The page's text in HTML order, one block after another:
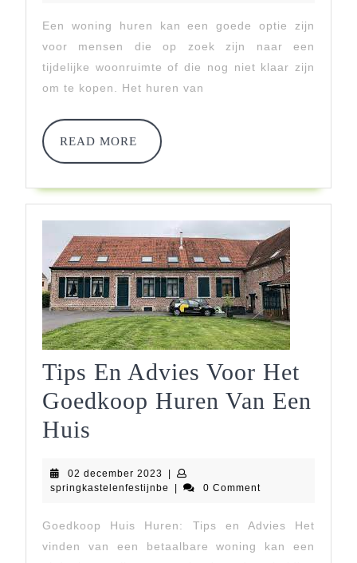
Een
Te
Huur
Woning?
Hier
Zijn
Enkele
Tips
Om
De
Perfecte
Woning
Te
Vinden!
Een woning huren kan een goede optie zijn
voor mensen die op zoek zijn naar een
tijdelijke woonruimte of die nog niet klaar zijn
om te kopen. Het huren van
READ MORE
READ
MORE
Tips En Advies Voor Het
Goedkoop Huren Van Een
Huis
Advies
Voor
Het
02 december 2023 02
december
springkastelenfestijnbe springkastelenfestijnbe
0 Comment
Goedkoop Huis Huren: Tips en Advies Het
vinden van een betaalbare woning kan een